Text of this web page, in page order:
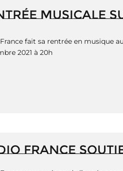
MUSICALE
fait sa rentrée en musique
2021 à 20h
FRANCE